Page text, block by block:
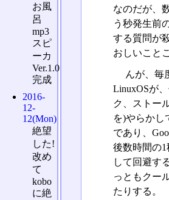
なのだが、
う秒発生前
する質問が
おしいこと
んが、毎
LinuxOSが
ク、ストー
を)やらかし
であり、
後数時間の
して回避す
っともクー
たりする。
お風
呂
mp3
スピ
ーカ
Ver.1.0
完成
2016-
12-
12(Mon)
絶望
した!
改め
て
kobo
に絶